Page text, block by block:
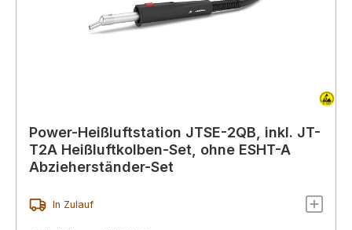
Power-Heißluftstation JTSE-2QB, inkl. JT-
T2A Heißluftkolben-Set, ohne ESHT-A
Abzieherständer-Set
In Zulauf